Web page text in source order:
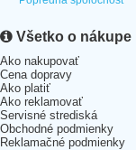
Všetko o nákupe
Ako nakupovať
Cena dopravy
Ako platiť
Ako reklamovať
Servisné strediská
Obchodné podmienky
Reklamačné podmienky